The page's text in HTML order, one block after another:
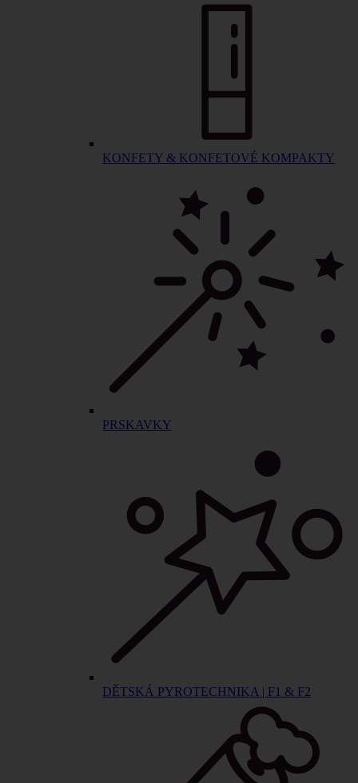
KONFETY & KONFETOVÉ KOMPAKTY
PRSKAVKY
DĚTSKÁ PYROTECHNIKA | F1 & F2